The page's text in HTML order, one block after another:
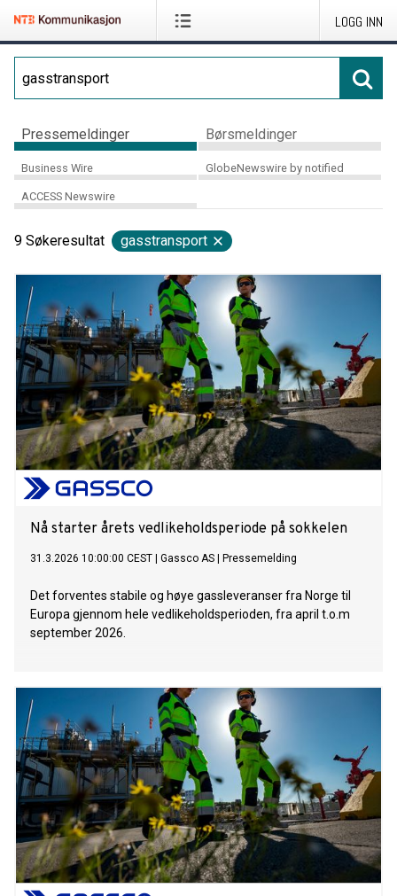
LOGG INN
Pressemeldinger Børsmeldinger
Business Wire GlobeNewswire by notified
ACCESS Newswire
9 Søkeresultat gasstransport
Nå starter årets vedlikeholdsperiode på sokkelen
31.3.2026 10:00:00 CEST Gassco AS Pressemelding
Det forventes stabile og høye gassleveranser fra Norge til
Europa gjennom hele vedlikeholdsperioden, fra april t.o.m
september 2026.